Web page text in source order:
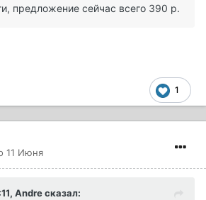
предложение сейчас всего 390 р.
1
11 Июня
Andreсказал: